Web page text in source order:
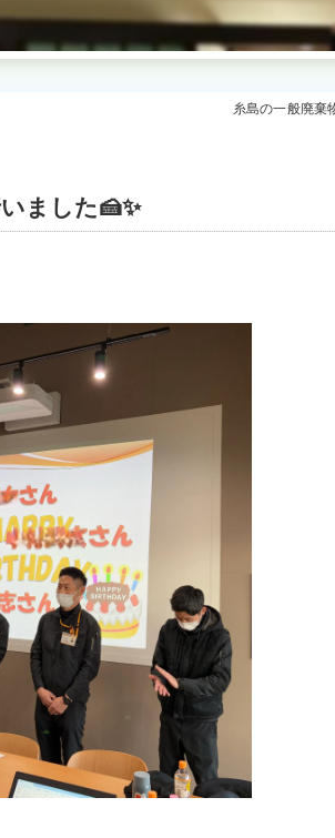
糸島の一般廃棄
ました🍰✨